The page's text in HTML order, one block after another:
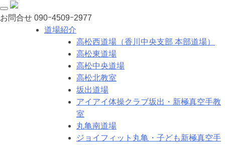
お問合せ 090ｰ4509ｰ2977
道場紹介
高松西道場（香川中央支部 本部道場）
高松東道場
高松中央道場
高松北教室
坂出道場
アイアイ体操クラブ坂出・新極真空手教
室
丸亀南道場
ジョイフィット丸亀・子ども新極真空手